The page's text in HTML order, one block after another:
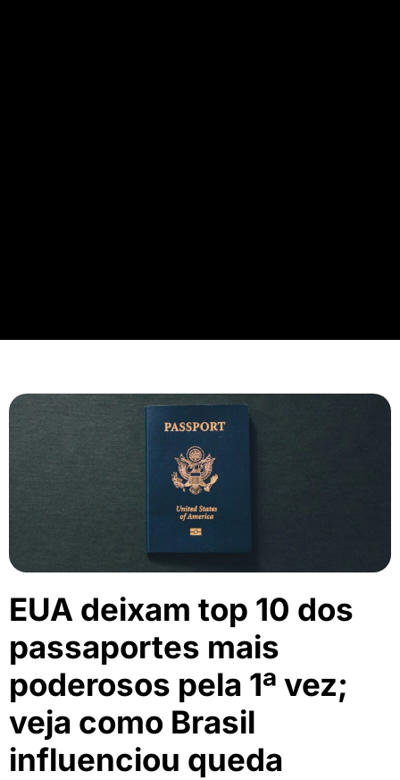
EUA deixam top 10 dos
passaportes mais
poderosos pela 1ª vez;
veja como Brasil
influenciou queda